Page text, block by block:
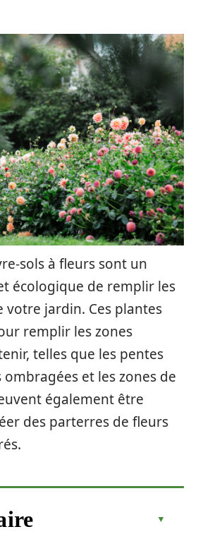
sols à fleurs sont un
écologique de remplir les
votre jardin. Ces plantes
remplir les zones
telles que les pentes
ombragées et les zones de
également être
des parterres de fleurs